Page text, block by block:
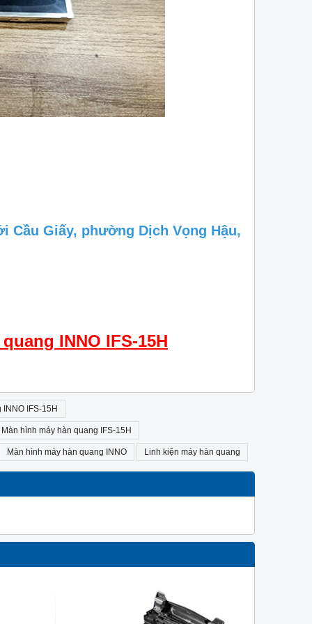
Cầu Giấy, phường Dịch Vọng Hậu,
INNO IFS-15H
IFS-15H
Màn hình máy hàn quang IFS-15H
Màn hình máy hàn quang INNO Linh kiện máy hàn quang